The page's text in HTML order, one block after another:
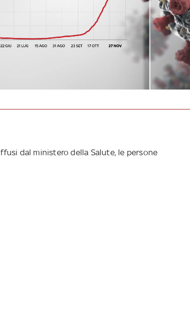
dal ministero della Salute, le persone